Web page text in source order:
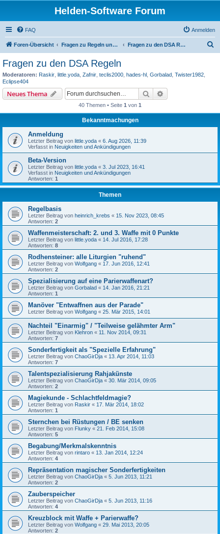
Helden-Software Forum
FAQ Anmelden
Foren-Übersicht Fragen zu Regeln und Auslegungen Fragen zu den DSA Regeln
Fragen zu den DSA Regeln
Moderatoren: Raskir little.yoda Zafnir teclis2000 hades-hl Gorbalad Twister1982
Eclipse404
Neues Thema Suche
40 Themen • Seite 1 von 1
Bekanntmachungen
Anmeldung
Letzter Beitrag von little.yoda « 6. Aug 2026, 11:39
Verfasst in Neuigkeiten und Ankündigungen
Beta-Version
Letzter Beitrag von little.yoda « 3. Jul 2023, 16:41
Verfasst in Neuigkeiten und Ankündigungen
Antworten: 1
Themen
Regelbasis
Letzter Beitrag von heinrich_krebs « 15. Nov 2023, 08:45
Antworten: 2
Waffenmeisterschaft: 2. und 3. Waffe mit 0 Punkte
Letzter Beitrag von little.yoda « 14. Jul 2016, 17:28
Antworten: 8
Rodhensteiner: alle Liturgien "ruhend"
Letzter Beitrag von Wolfgang « 17. Jun 2016, 12:41
Antworten: 2
Spezialisierung auf eine Parierwaffenart?
Letzter Beitrag von Gorbalad « 14. Jan 2016, 21:21
Antworten: 1
Manöver "Entwaffnen aus der Parade"
Letzter Beitrag von Wolfgang « 25. Mär 2015, 14:01
Nachteil "Einarmig" / "Teilweise gelähmter Arm"
Letzter Beitrag von Klehron « 11. Nov 2014, 09:31
Antworten: 7
Sonderfertigkeit als "Spezielle Erfahrung"
Letzter Beitrag von ChaoGirDja « 13. Apr 2014, 11:03
Antworten: 7
Talentspezialisierung Rahjakünste
Letzter Beitrag von ChaoGirDja « 30. Mär 2014, 09:05
Antworten: 2
Magiekunde - Schlachtfeldmagie?
Letzter Beitrag von Raskir « 17. Mär 2014, 18:02
Antworten: 1
Sternchen bei Rüstungen / BE senken
Letzter Beitrag von Flunky « 21. Feb 2014, 15:08
Antworten: 5
Begabung/Merkmalskenntnis
Letzter Beitrag von rintaro « 13. Jan 2014, 12:24
Antworten: 4
Repräsentation magischer Sonderfertigkeiten
Letzter Beitrag von ChaoGirDja « 5. Jun 2013, 11:21
Antworten: 2
Zauberspeicher
Letzter Beitrag von ChaoGirDja « 5. Jun 2013, 11:16
Antworten: 4
Kreuzblock mit Waffe + Parierwaffe?
Letzter Beitrag von Wolfgang « 29. Mai 2013, 20:05
Antworten: 2